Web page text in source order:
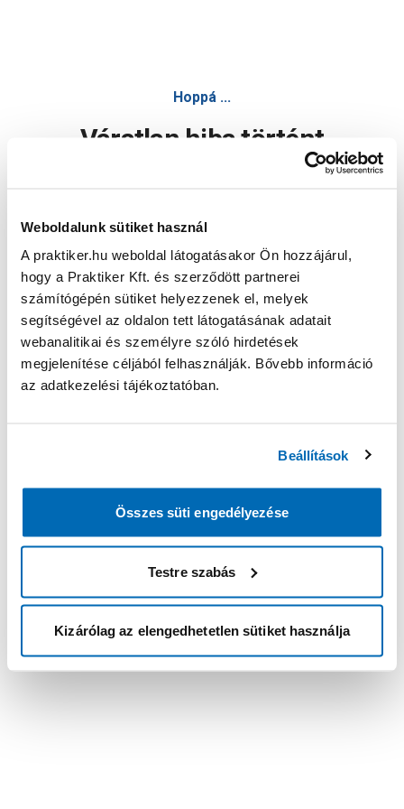
Weboldalunk sütiket használ
A praktiker.hu weboldal látogatásakor Ön hozzájárul,
hogy a Praktiker Kft. és szerződött partnerei
számítógépén sütiket helyezzenek el, melyek
segítségével az oldalon tett látogatásának adatait
webanalitikai és személyre szóló hirdetések
megjelenítése céljából felhasználják. Bővebb információ
az adatkezelési tájékoztatóban.
Beállítások
Összes süti engedélyezése
Testre szabás
Kizárólag az elengedhetetlen sütiket használja
Hoppá ...
Váratlan hiba történt
Oldal újratöltése